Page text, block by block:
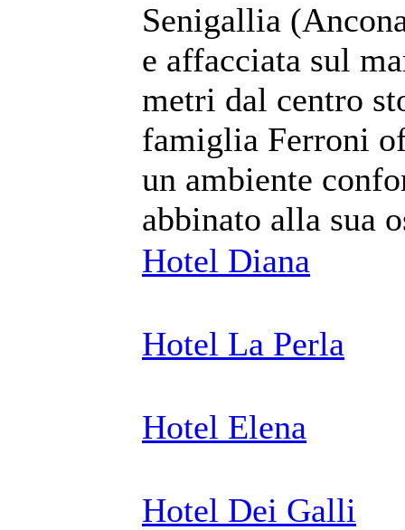
Senigallia
e affacciata sul
metri dal centro
famiglia Ferroni
un ambiente
abbinato alla sua
Hotel Diana
Hotel La Perla
Hotel Elena
Hotel Dei Galli